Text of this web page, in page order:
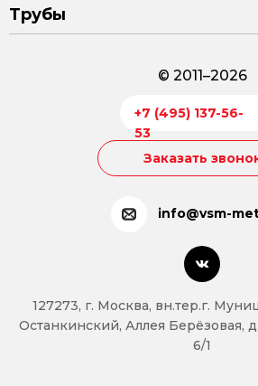
Трубы
© 2011–2026
+7 (495) 137-56-
53
Заказать
info@vsm-
127273, г. Москва, вн.тер.г.
Останкинский, Аллея Берёзовая,
6/1